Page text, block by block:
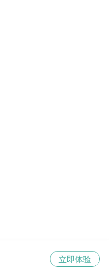
立即体验